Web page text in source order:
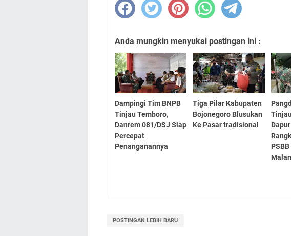
Anda mungkin menyukai postingan ini :
Dampingi Tim BNPB
Tinjau Temboro,
Danrem 081/DSJ Siap
Percepat
Penanganannya
Tiga Pilar Kabupaten
Bojonegoro Blusukan
Ke Pasar tradisional
POSTINGAN LEBIH BARU